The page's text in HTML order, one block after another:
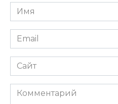
Имя
*
Email
*
Сайт
Комментарий